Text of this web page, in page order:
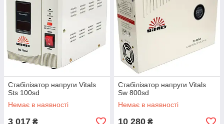
Стабілізатор напруги Vitals
Sts 100sd
Немає в наявності
3 017 ₴
Стабілізатор напруги Vitals
Sw 800sd
Немає в наявності
10 280 ₴